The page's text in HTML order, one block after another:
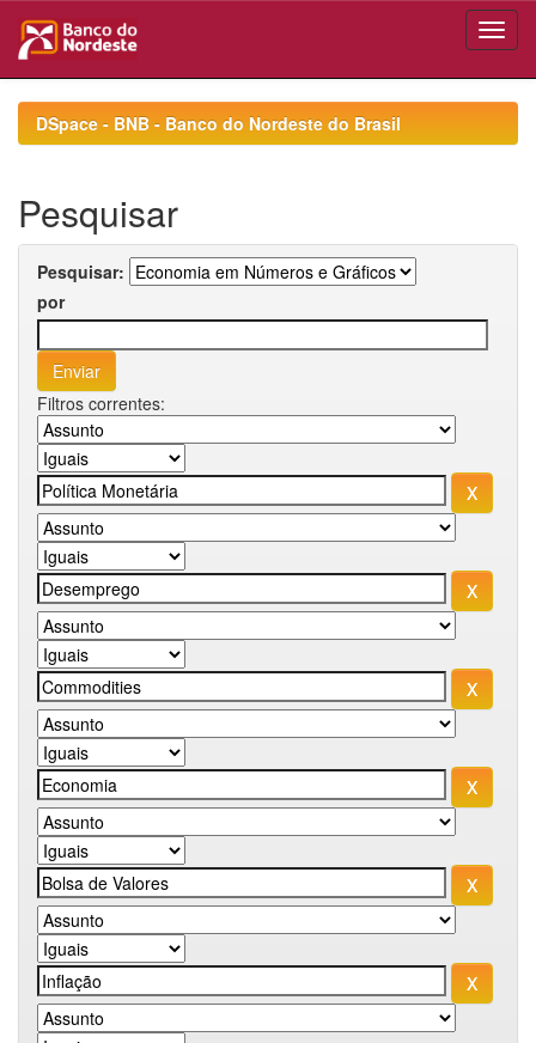
navigationDSpace - BNB - Banco do Nordeste do Brasil
Pesquisar
Pesquisar:
por
Filtros correntes: